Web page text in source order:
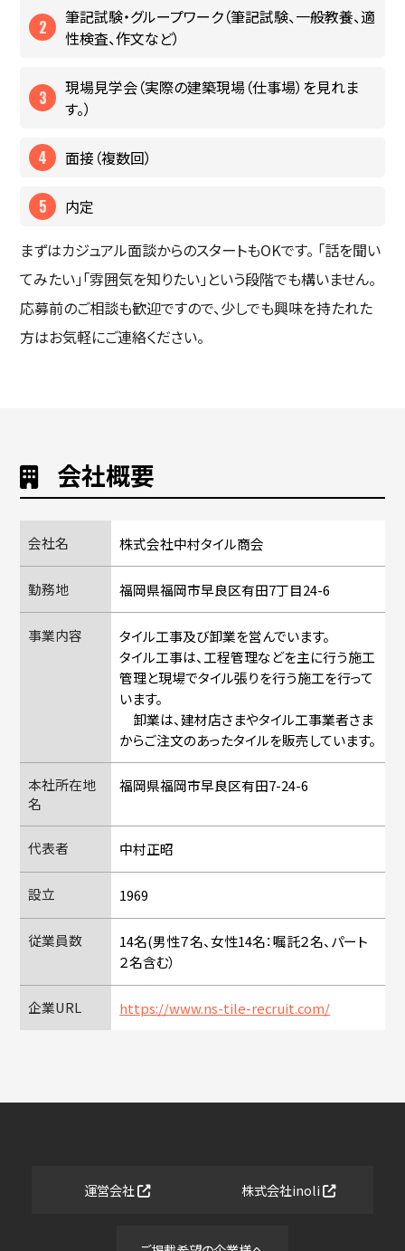
筆記試験・グループワーク（筆記試験、一般教養、適
性検査、作文など）
現場見学会（実際の建築現場（仕事場）を見れま
す。）
面接（複数回）
内定
まずはカジュアル面談からのスタートもOKです。 「話を聞い
てみたい」「雰囲気を知りたい」という段階でも構いません。
応募前のご相談も歓迎ですので、少しでも興味を持たれた
方はお気軽にご連絡ください。
会社概要
会社名 株式会社中村タイル商会
勤務地 福岡県福岡市早良区有田7丁目24-6
事業内容
タイル工事及び卸業を営んでいます。
タイル工事は、工程管理などを主に行う施工
管理と現場でタイル張りを行う施工を行って
います。
卸業は、建材店さまやタイル工事業者さま
からご注文のあったタイルを販売しています。
本社所在地
名
福岡県福岡市早良区有田7-24-6
代表者 中村正昭
設立 1969
従業員数
14名(男性７名、女性14名：嘱託２名、パート
２名含む）
企業URL https://www.ns-tile-recruit.com/
運営会社 株式会社inoli